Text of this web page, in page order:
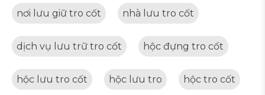
nơi lưu giữ tro cốt nhà lưu tro cốt
dịch vụ lưu trữ tro cốt hộc đựng tro cốt
hộc lưu tro cốt hộc lưu tro hộc tro cốt